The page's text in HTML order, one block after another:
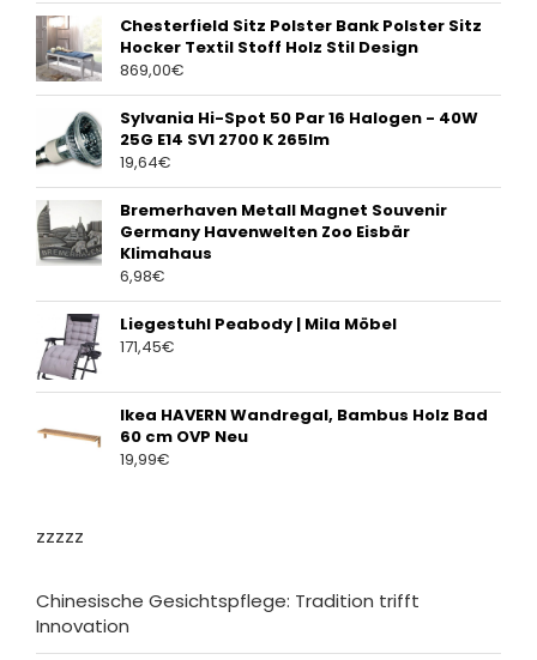
Chesterfield Sitz Polster Bank Polster Sitz
Hocker Textil Stoff Holz Stil Design
869,00€
Sylvania Hi-Spot 50 Par 16 Halogen - 40W
25G E14 SV1 2700 K 265lm
19,64€
Bremerhaven Metall Magnet Souvenir
Germany Havenwelten Zoo Eisbär
Klimahaus
6,98€
Liegestuhl Peabody | Mila Möbel
171,45€
Ikea HAVERN Wandregal, Bambus Holz Bad
60 cm OVP Neu
19,99€
zzzzz
Chinesische Gesichtspflege: Tradition trifft
Innovation